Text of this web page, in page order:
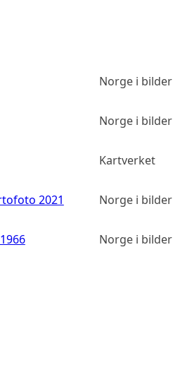
Norge i bilder
Norge i bilder
Kartverket
2021 Norge i bilder
Norge i bilder